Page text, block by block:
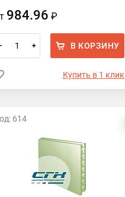
984.96 ₽
+ В КОРЗИНУ
Купить в 1 клик
614